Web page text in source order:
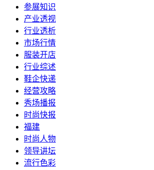
参展知识
产业透视
行业透析
市场行情
服装开店
行业综述
鞋企快递
经营攻略
秀场播报
时尚快报
福建
时尚人物
领导讲坛
流行色彩